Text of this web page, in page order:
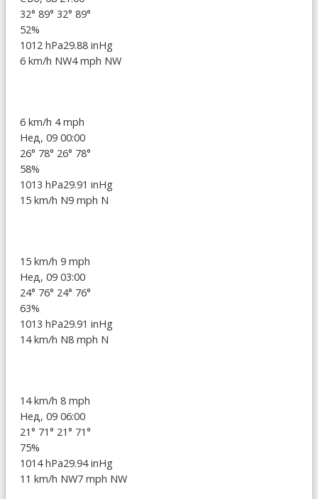
32° 89° 32° 89°
52%
1012 hPa29.88 inHg
6 km/h NW4 mph NW
6 km/h 4 mph
Нед, 09 00:00
26° 78° 26° 78°
58%
1013 hPa29.91 inHg
15 km/h N9 mph N
15 km/h 9 mph
Нед, 09 03:00
24° 76° 24° 76°
63%
1013 hPa29.91 inHg
14 km/h N8 mph N
14 km/h 8 mph
Нед, 09 06:00
21° 71° 21° 71°
75%
1014 hPa29.94 inHg
11 km/h NW7 mph NW